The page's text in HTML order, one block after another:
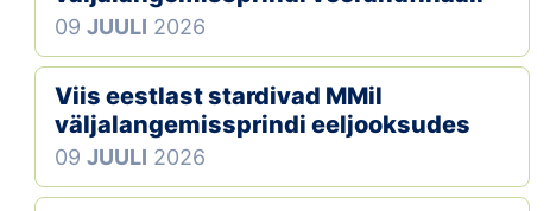
Koolitused
OTSI
09 JUULI 2026
Viis eestlast stardivad MMil
väljalangemissprindi eeljooksudes
09 JUULI 2026